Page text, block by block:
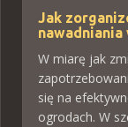
Jak
nawadniania
W miarę jak
się na
ogrodach. W